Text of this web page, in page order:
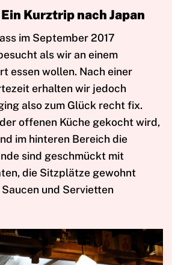
Kurztrip nach Japan
im September 2017
als wir an einem
essen wollen. Nach einer
erhalten wir jedoch
also zum Glück recht fix.
offenen Küche gekocht wird,
im hinteren Bereich die
sind geschmückt mit
die Sitzplätze gewohnt
und Servietten